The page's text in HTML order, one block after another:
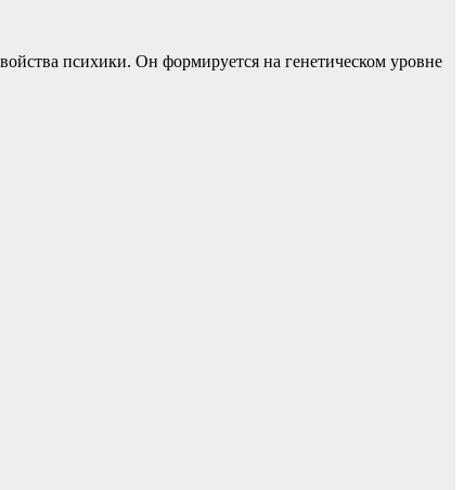
психики. Он формируется на генетическом уровне